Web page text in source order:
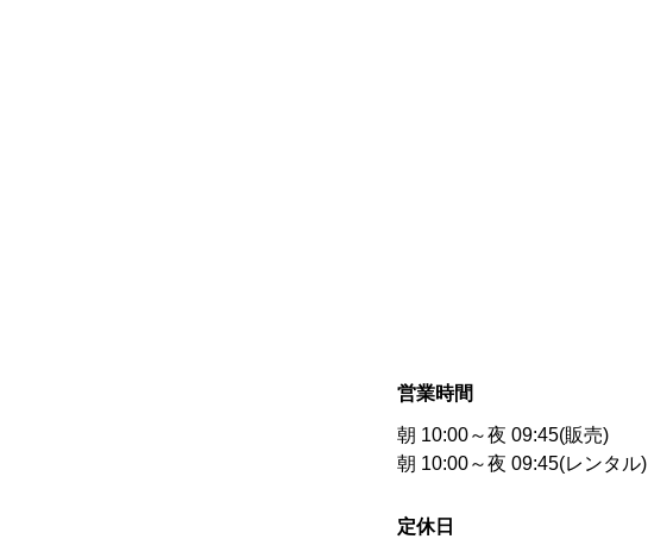
営業時間
朝 10:00～夜 09:45(販売)
朝 10:00～夜 09:45(レンタル)
定休日